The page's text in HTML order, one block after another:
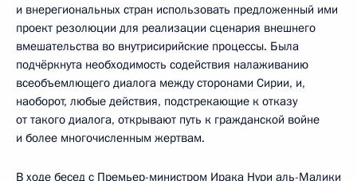
и внерегиональных стран использовать предложенный ими
проект резолюции для реализации сценария внешнего
вмешательства во внутрисирийские процессы. Была
подчёркнута необходимость содействия налаживанию
всеобъемлющего диалога между сторонами Сирии, и,
наоборот, любые действия, подстрекающие к отказу
от такого диалога, открывают путь к гражданской войне
и более многочисленным жертвам.
В ходе бесед с Премьер-министром Ирака Нури аль-Малики